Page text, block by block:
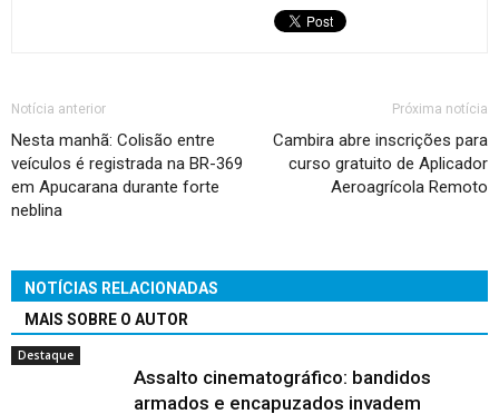
Notícia anterior
Nesta manhã: Colisão entre
veículos é registrada na BR-369
em Apucarana durante forte
neblina
Próxima notícia
Cambira abre inscrições para
curso gratuito de Aplicador
Aeroagrícola Remoto
NOTÍCIAS RELACIONADAS
MAIS SOBRE O AUTOR
Destaque
Assalto cinematográfico: bandidos
armados e encapuzados invadem